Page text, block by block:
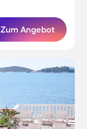
Zum Angebot